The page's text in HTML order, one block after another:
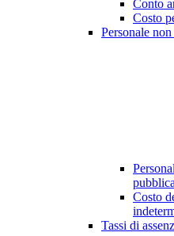
Conto
Costo
Personale
Costo
Tassi di